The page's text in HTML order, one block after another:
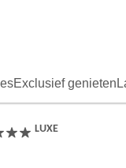
Exclusief genieten
LUXE